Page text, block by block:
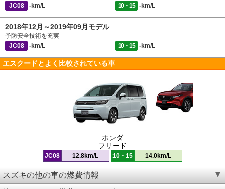
JC08
-km/L 10・15 -km/L
2018年12月～2019年09月モデル
予防安全技術を充実
JC08
-km/L 10・15 -km/L
エスクードとよく比較されている車
ホンダ
フリード
JC08 12.8km/L 10・15 14.0km/L
スズキの他の車の燃費情報